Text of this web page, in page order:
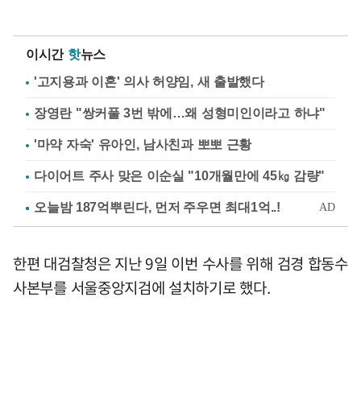
이시간 핫뉴스
'고지용과 이혼' 의사 허양임, 새 출발했다
장영란 "쌍커풀 3번 밖에…왜 성형미인이라고 하냐"
'마약 자숙' 유아인, 남사친과 뽀뽀 근황
다이어트 주사 맞은 이순실 "10개월만에 45㎏ 감량"
한편 대검찰청은 지난 9일 이번 수사를 위해 검경 합동수
사본부를 서울중앙지검에 설치하기로 했다.